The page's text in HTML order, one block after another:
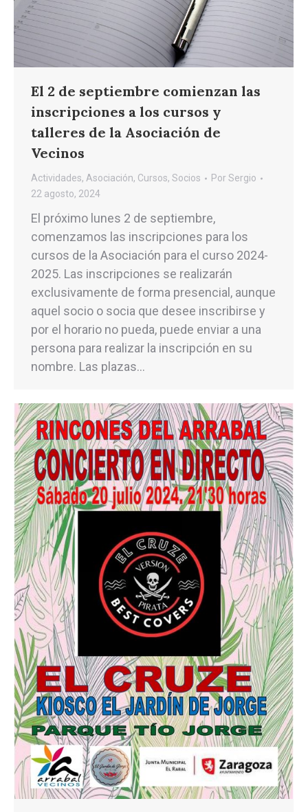
El 2 de septiembre comienzan las
inscripciones a los cursos y
talleres de la Asociación de
Vecinos
Actividades, Asociación, Cursos, Socios PorSergio
22 agosto, 2024
El próximo lunes 2 de septiembre,
comenzamos las inscripciones para los
cursos de la Asociación para el curso 2024-
2025. Las inscripciones se realizarán
exclusivamente de forma presencial, aunque
aquel socio o socia que desee inscribirse y
por el horario no pueda, puede enviar a una
persona para realizar la inscripción en su
nombre. Las plazas…